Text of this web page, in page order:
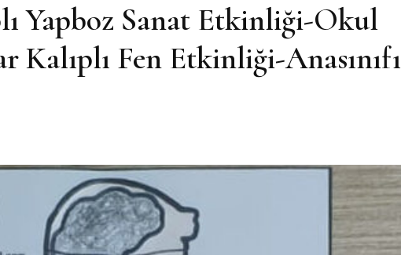
Yapboz Sanat Etkinliği-Okul
Kalıplı Fen Etkinliği-Anasınıfı